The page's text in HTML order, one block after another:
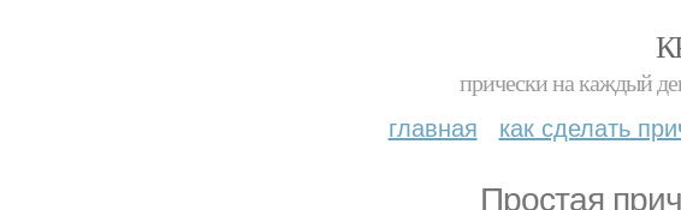
прически на каждый
главная как сделать
Простая